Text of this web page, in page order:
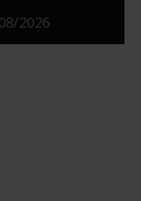
2026